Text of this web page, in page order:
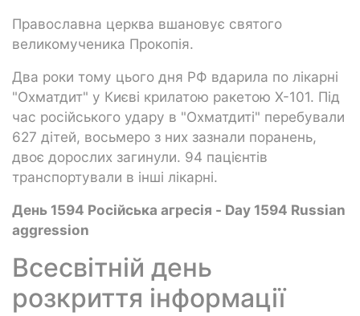
Православна церква вшановує святого
великомученика Прокопія.
Два роки тому цього дня РФ вдарила по лікарні
"Охматдит" у Києві крилатою ракетою Х-101. Під
час російського удару в "Охматдиті" перебували
627 дітей, восьмеро з них зазнали поранень,
двоє дорослих загинули. 94 пацієнтів
транспортували в інші лікарні.
День 1594 Російська агресія - Day 1594 Russian
aggression
Всесвітній день
розкриття інформації